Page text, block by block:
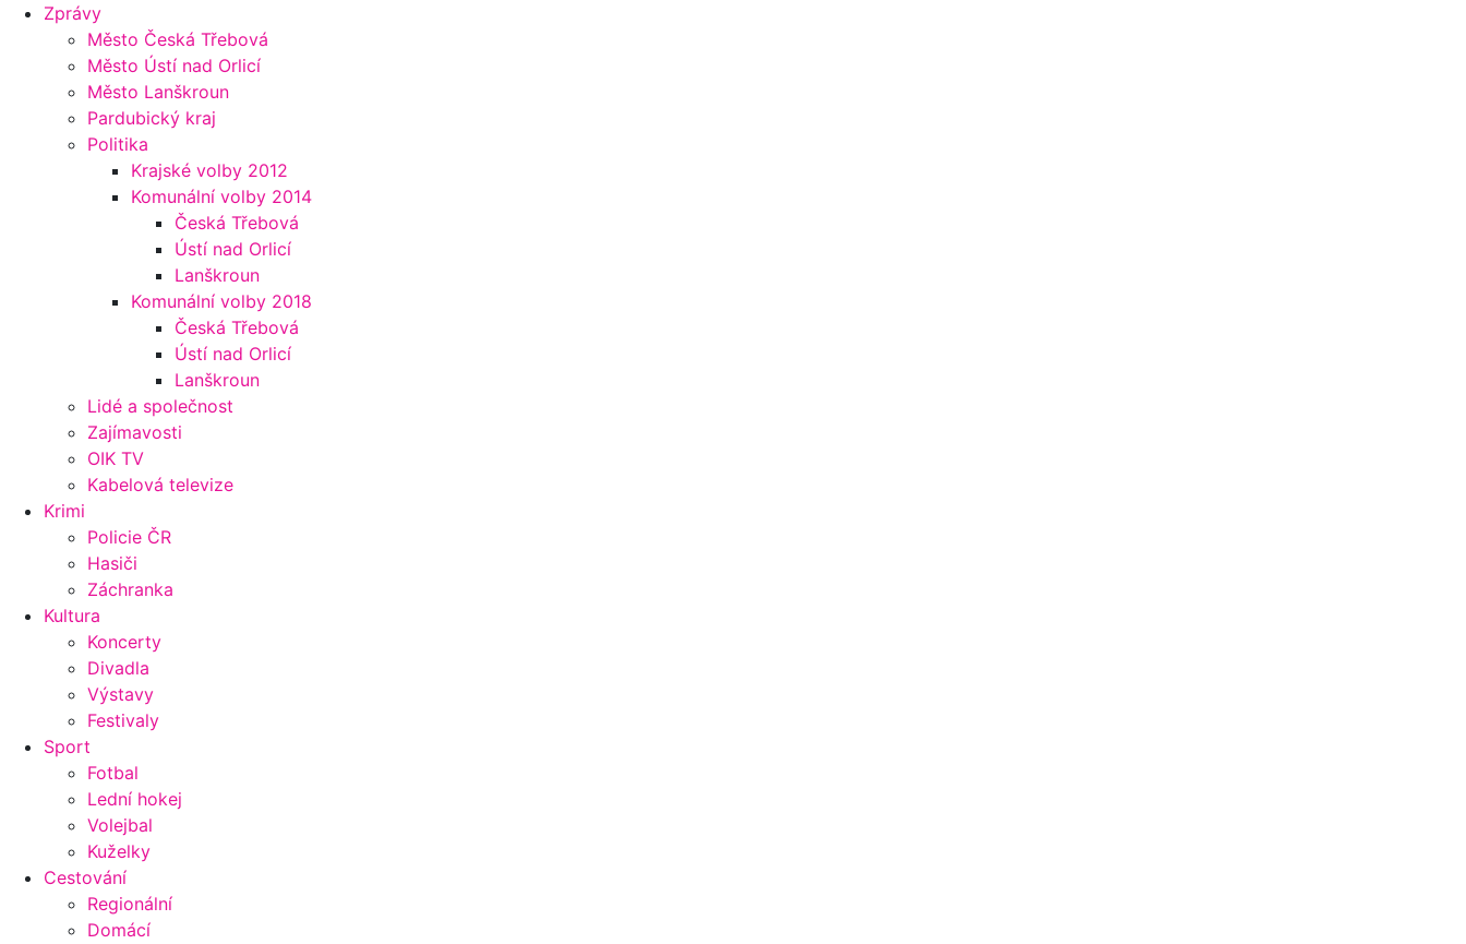
Zprávy
Město Česká Třebová
Město Ústí nad Orlicí
Město Lanškroun
Pardubický kraj
Politika
Krajské volby 2012
Komunální volby 2014
Česká Třebová
Ústí nad Orlicí
Lanškroun
Komunální volby 2018
Česká Třebová
Ústí nad Orlicí
Lanškroun
Lidé a společnost
Zajímavosti
OIK TV
Kabelová televize
Krimi
Policie ČR
Hasiči
Záchranka
Kultura
Koncerty
Divadla
Výstavy
Festivaly
Sport
Fotbal
Lední hokej
Volejbal
Kuželky
Cestování
Regionální
Domácí